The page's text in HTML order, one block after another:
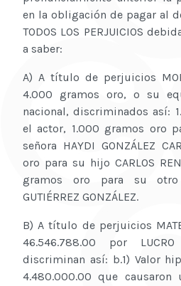
en la obligación de pagar al
TODOS LOS PERJUICIOS
a saber:
A) A título de perjuicios
4.000 gramos oro, o su
nacional, discriminados así:
el actor, 1.000 gramos oro
señora HAYDI GONZÁLEZ
oro para su hijo CARLOS
gramos oro para su otro
GUTIÉRREZ GONZÁLEZ.
B) A título de perjuicios
46.546.788.00 por
discriminan así: b.1) Valor
4.480.000.00 que causaron